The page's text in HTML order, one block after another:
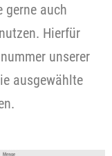
gerne auch
nutzen. Hierfür
unserer
ausgewählte